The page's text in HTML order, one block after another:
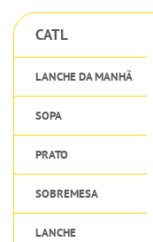
CATL
LANCHE DA MANHÃ
SOPA
PRATO
SOBREMESA
LANCHE